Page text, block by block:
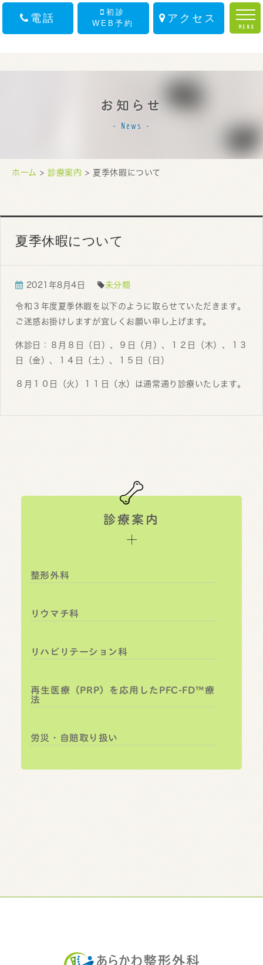
電話
初診
WEB予約
アクセス
MENU
医院案内
初診の方へ
お知らせ
News
ホーム>診療案内 > 夏季休暇について
夏季休暇について
2021年8月4日 未分類
令和３年度夏季休暇を以下のように取らせていただきます。
ご迷惑お掛けしますが宜しくお願い申し上げます。
休診日：８月８日（日）、９日（月）、１２日（木）、１３
日（金）、１４日（土）、１５日（日）
８月１０日（火）１１日（水）は通常通り診療いたします。
診療案内
整形外科
リウマチ科
リハビリテーション科
再生医療（PRP）を応用したPFC-FD™療
法
労災・自賠取り扱い